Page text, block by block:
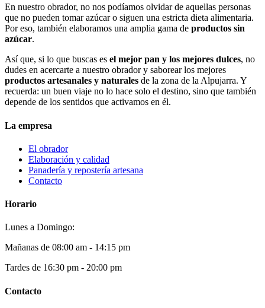
En nuestro obrador, no nos podíamos olvidar de aquellas personas
que no pueden tomar azúcar o siguen una estricta dieta alimentaria.
Por eso, también elaboramos una amplia gama de productos sin
azúcar.
Así que, si lo que buscas es el mejor pan y los mejores dulces, no
dudes en acercarte a nuestro obrador y saborear los mejores
productos artesanales y naturales de la zona de la Alpujarra. Y
recuerda: un buen viaje no lo hace solo el destino, sino que también
depende de los sentidos que activamos en él.
La empresa
El obrador
Elaboración y calidad
Panadería y repostería artesana
Contacto
Horario
Lunes a Domingo:
Mañanas de 08:00 am - 14:15 pm
Tardes de 16:30 pm - 20:00 pm
Contacto